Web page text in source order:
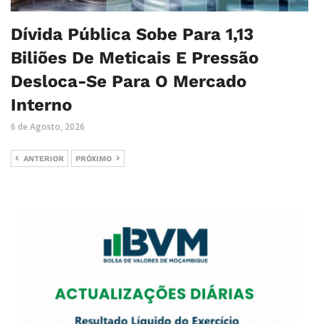
Dívida Pública Sobe Para 1,13
Biliões De Meticais E Pressão
Desloca-Se Para O Mercado
Interno
6 de Agosto, 2026
ANTERIOR PRÓXIMO